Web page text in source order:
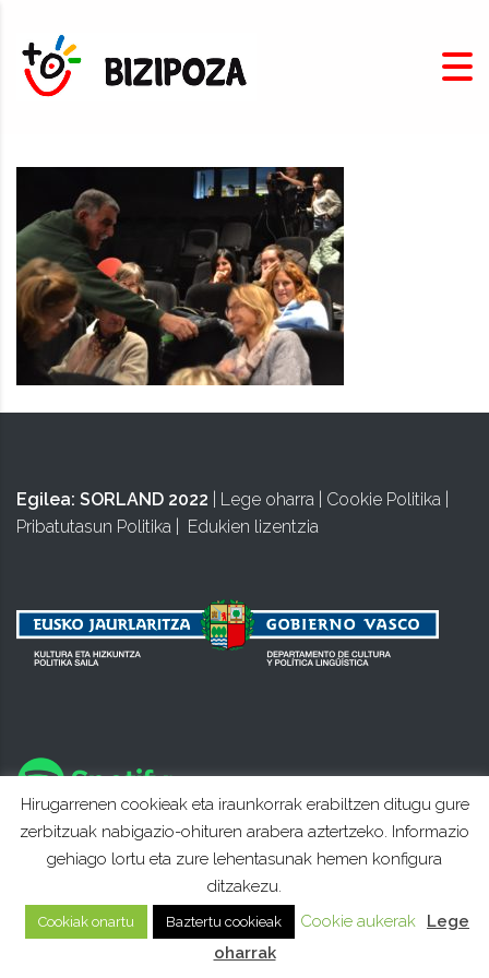
Egilea: SORLAND 2022 Lege oharra Cookie Politika
Pribatutasun Politika
Edukien lizentzia
Hirugarrenen cookieak eta iraunkorrak erabiltzen ditugu gure
zerbitzuak nabigazio-ohituren arabera aztertzeko. Informazio
gehiago lortu eta zure lehentasunak hemen konfigura
ditzakezu.
Cookiak onartu Baztertu cookieak Cookie aukerak
Lege
oharrak